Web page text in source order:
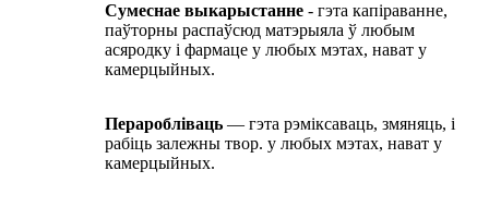
Сумеснае выкарыстанне - гэта капіраванне,
паўторны распаўсюд матэрыяла ў любым
асяродку і фармаце у любых мэтах, нават у
камерцыйных.
Пераробліваць — гэта рэміксаваць, змяняць, і
рабіць залежны твор. у любых мэтах, нават у
камерцыйных.